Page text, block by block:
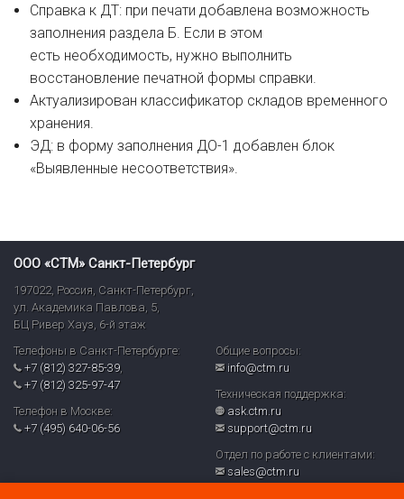
Справка к ДТ: при печати добавлена возможность
заполнения раздела Б. Если в этом
есть необходимость, нужно выполнить
восстановление печатной формы справки.
Актуализирован классификатор складов временного
хранения.
ЭД: в форму заполнения ДО-1 добавлен блок
«Выявленные несоответствия».
ООО «СТМ» Санкт-Петербург
197022, Россия Санкт-Петербург
ул. Академика Павлова, 5,
БЦ Ривер Хауз 6-й этаж
Телефоны в Санкт-Петербурге:
+7 (812) 327-85-39,
+7 (812) 325-97-47
Телефон в Москве:
+7 (495) 640-06-56
Общие вопросы:
info@ctm.ru
Техническая поддержка:
ask.ctm.ru
support@ctm.ru
Отдел по работе с клиентами:
sales@ctm.ru